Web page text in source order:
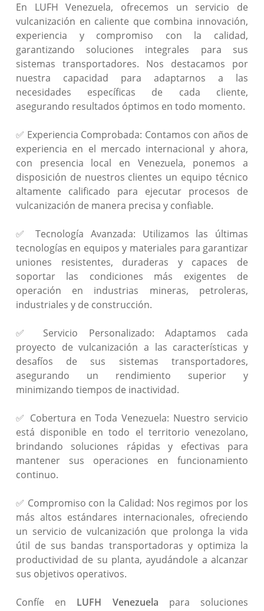
En LUFH Venezuela, ofrecemos un servicio de
vulcanización en caliente que combina innovación,
experiencia y compromiso con la calidad,
garantizando soluciones integrales para sus
sistemas transportadores. Nos destacamos por
nuestra capacidad para adaptarnos a las
necesidades específicas de cada cliente,
asegurando resultados óptimos en todo momento.
✅ Experiencia Comprobada: Contamos con años de
experiencia en el mercado internacional y ahora,
con presencia local en Venezuela, ponemos a
disposición de nuestros clientes un equipo técnico
altamente calificado para ejecutar procesos de
vulcanización de manera precisa y confiable.
✅ Tecnología Avanzada: Utilizamos las últimas
tecnologías en equipos y materiales para garantizar
uniones resistentes, duraderas y capaces de
soportar las condiciones más exigentes de
operación en industrias mineras, petroleras,
industriales y de construcción.
✅ Servicio Personalizado: Adaptamos cada
proyecto de vulcanización a las características y
desafíos de sus sistemas transportadores,
asegurando un rendimiento superior y
minimizando tiempos de inactividad.
✅ Cobertura en Toda Venezuela: Nuestro servicio
está disponible en todo el territorio venezolano,
brindando soluciones rápidas y efectivas para
mantener sus operaciones en funcionamiento
continuo.
✅ Compromiso con la Calidad: Nos regimos por los
más altos estándares internacionales, ofreciendo
un servicio de vulcanización que prolonga la vida
útil de sus bandas transportadoras y optimiza la
productividad de su planta, ayudándole a alcanzar
sus objetivos operativos.
Confíe en LUFH Venezuela para soluciones